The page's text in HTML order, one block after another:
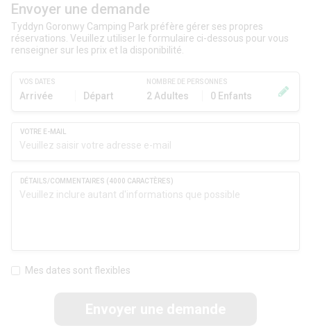
Envoyer une demande
Tyddyn Goronwy Camping Park préfère gérer ses propres
réservations. Veuillez utiliser le formulaire ci-dessous pour vous
renseigner sur les prix et la disponibilité.
VOS DATES
Arrivée Départ
NOMBRE DE PERSONNES
2 Adultes 0 Enfants
Mes dates sont flexibles